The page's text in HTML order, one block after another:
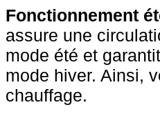
Fonctionnement
assure une
mode été et
mode hiver. Ainsi,
chauffage.